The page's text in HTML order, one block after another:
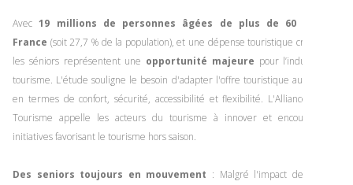
Avec19 millions de personnes âgées de plus de 60 ans en
France (soit 27,7 % de la population), et une dépense touristique croissante,
les séniors représentent une opportunité majeure pour l’industrie du
tourisme. L'étude souligne le besoin d'adapter l'offre touristique aux seniors
en termes de confort, sécurité, accessibilité et flexibilité. L'Alliance France
Tourisme appelle les acteurs du tourisme à innover et encourage les
initiatives favorisant le tourisme hors saison.
Des seniors toujours en mouvement : Malgré l'impact de la crise